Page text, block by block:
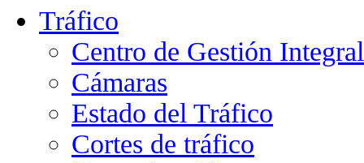
Tráfico
Centro de Gestión
Cámaras
Estado del Tráfico
Cortes de tráfico